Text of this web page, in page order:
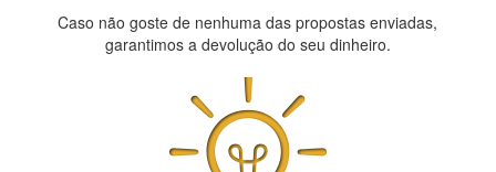
Caso não goste de nenhuma das propostas enviadas,
garantimos a devolução do seu dinheiro.